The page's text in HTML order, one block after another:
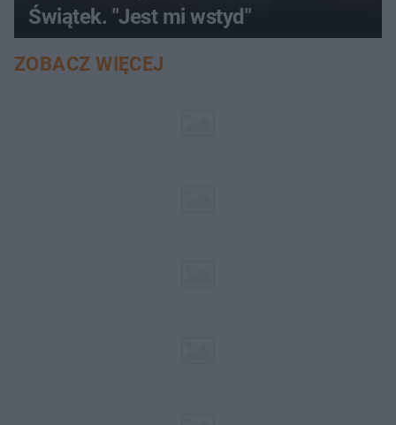
Świątek. "Jest mi wstyd"
ZOBACZ WIĘCEJ